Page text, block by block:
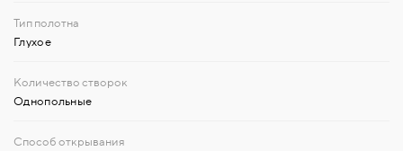
Глухое
Однопольные